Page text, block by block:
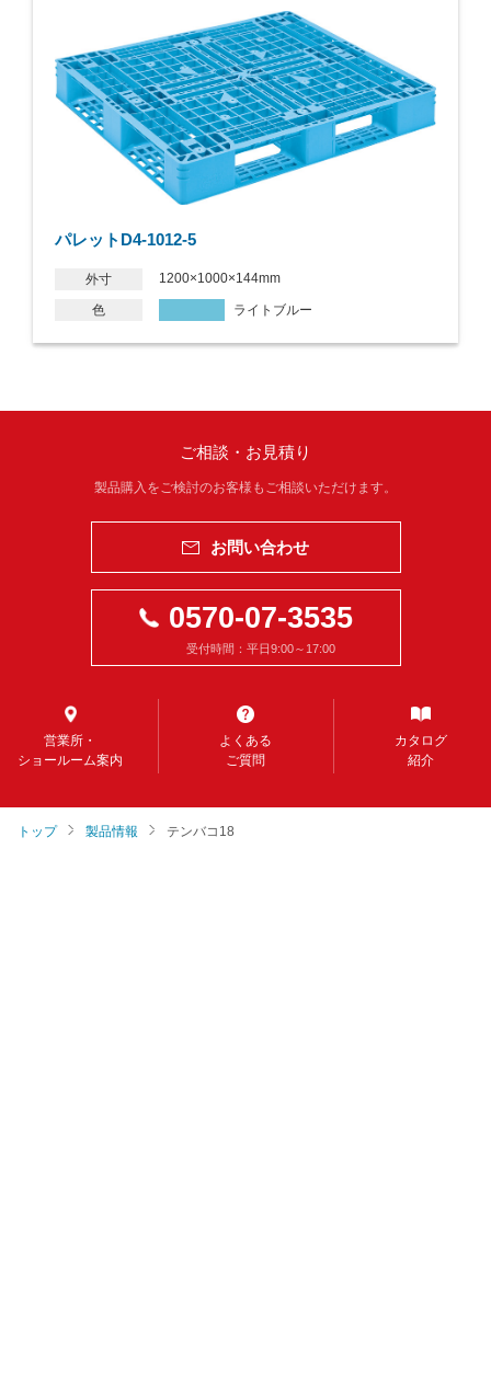
パレットD4-1012-5
外寸 1200×1000×144mm
色 ライトブルー
ご相談・お見積り
製品購入をご検討のお客様もご相談いただけます。
お問い合わせ
0570-07-3535
受付時間：平日9:00～17:00
営業所・
ショールーム案内
よくある
ご質問
カタログ
紹介
トップ 製品情報 テンバコ18